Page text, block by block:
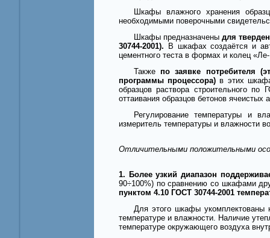
Шкафы влажного хранения
необходимыми поверочными
Шкафы предназначеныдля
30744-2001). В шкафах создаётся и
цементного теста в формах и колец
Такжепо заявке потребителя
программы процессора) в этих
образцов раствора строительного
оттаивания образцов бетонов
Регулирование температуры и
измеритель температуры и влажности
Отличительными положительными
1. Более узкий диапазон
90÷100%) по сравнению со шкафами
пунктом 4.10 ГОСТ 30744-2001
Для этого шкафы укомплектованы
температуре и влажности. Наличие
температуре окружающего воздуха